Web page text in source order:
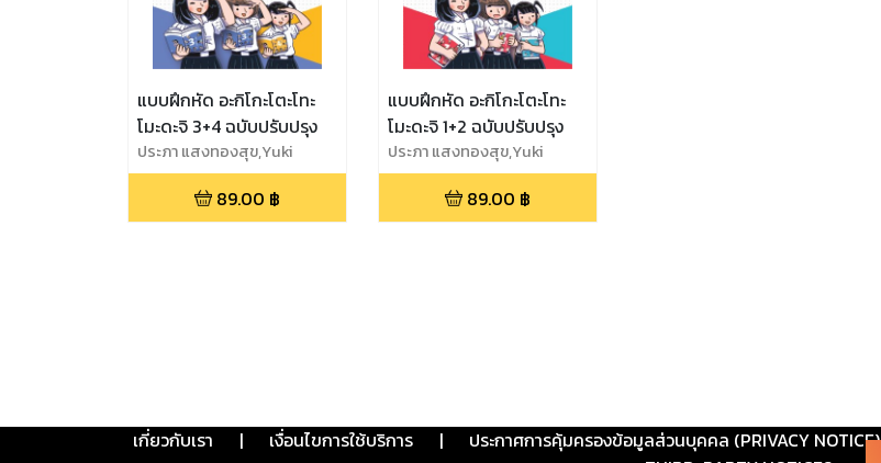
แบบฝึกหัด อะกิโกะโตะโทะ
โมะดะจิ 3+4 ฉบับปรับปรุง
ประภา แสงทองสุข,Yuki
Nakao
89.00 ฿
แบบฝึกหัด อะกิโกะโตะโทะ
โมะดะจิ 1+2 ฉบับปรับปรุง
ประภา แสงทองสุข,Yuki
Nakao
89.00 ฿
เกี่ยวกับเรา | เงื่อนไขการใช้บริการ | ประกาศการคุ้มครองข้อมูลส่วนบุคคล (PRIVACY NOTICE)